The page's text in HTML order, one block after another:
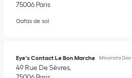
75006 Paris
Gafas de sol
Eye's Contact Le Bon Marche Minorista Dior
49 Rue De Sèvres